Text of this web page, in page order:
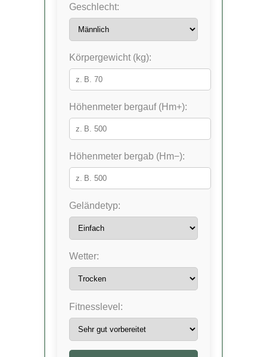
Geschlecht:
Körpergewicht (kg):
Höhenmeter bergauf (Hm+):
Höhenmeter bergab (Hm−):
Geländetyp:
Wetter:
Fitnesslevel: